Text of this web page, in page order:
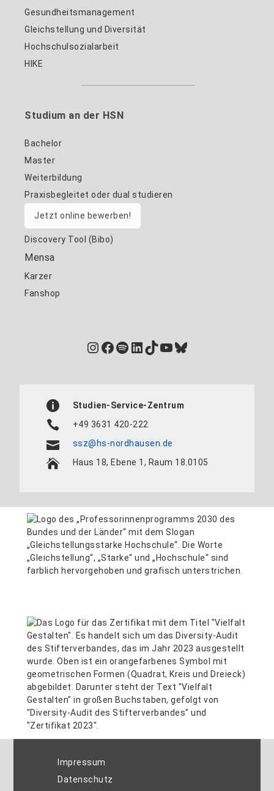
Gesundheitsmanagement
Gleichstellung und Diversität
Hochschulsozialarbeit
HIKE
Studium an der HSN
Bachelor
Master
Weiterbildung
Praxisbegleitet oder dual studieren
Jetzt online bewerben!
Discovery Tool (Bibo)
Mensa
Karzer
Fanshop
Instagram
Facebook
Spotify
LinkedIn
TikTok
YouTube
Bluesky
Studien-Service-Zentrum
+49 3631 420-222
ssz@hs-nordhausen.de
Haus 18, Ebene 1, Raum 18.0105
Impressum
Datenschutz